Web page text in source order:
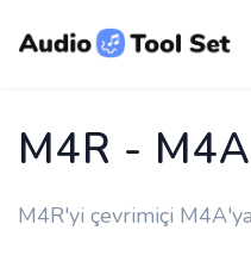
M4R -
M4R'yi çevrimiçi